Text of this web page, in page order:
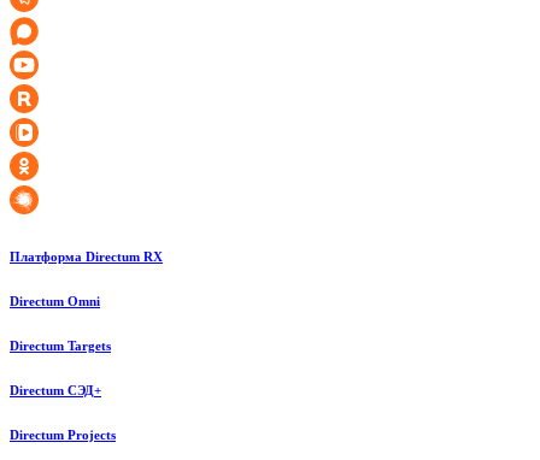
Платформа Directum RX
Directum Omni
Directum Targets
Directum СЭД+
Directum Projects